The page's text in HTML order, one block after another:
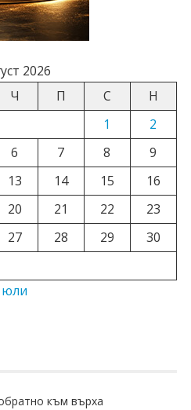
2026
Ч П С
Н
1
2
6 7 8
9
13 14 15
16
20 21 22
23
27 28 29
30
юли
към върха